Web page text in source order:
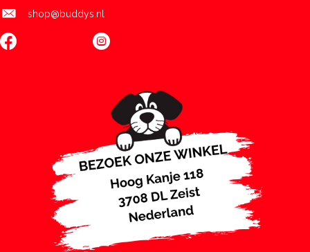
shop@buddys.nl